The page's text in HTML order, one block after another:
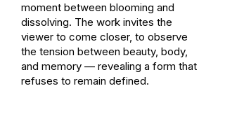
moment between blooming and
dissolving. The work invites the
viewer to come closer, to observe
the tension between beauty, body,
and memory — revealing a form that
refuses to remain defined.